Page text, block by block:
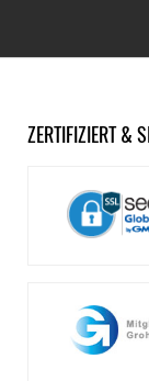
ZERTIFIZIERT &